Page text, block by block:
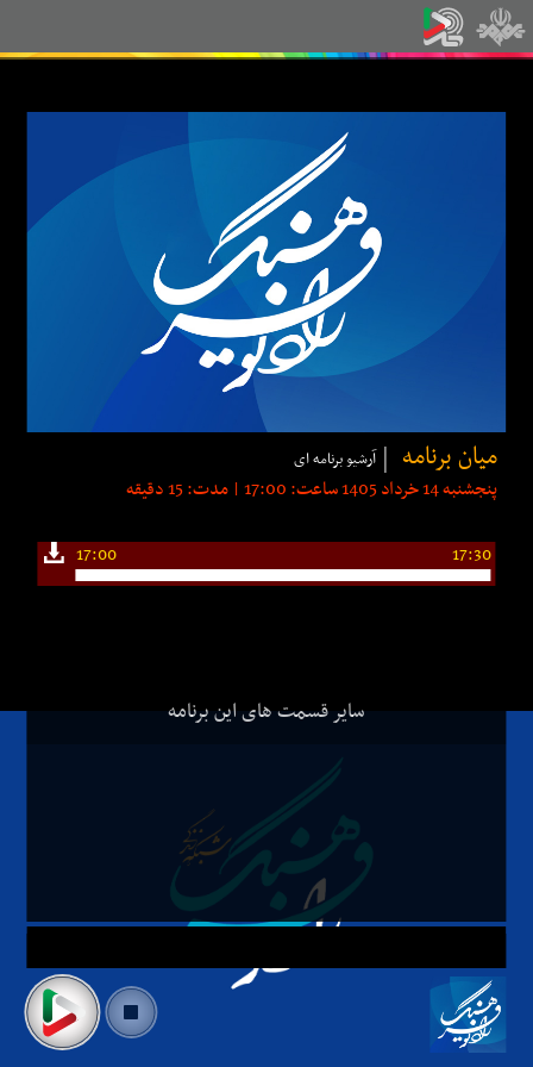
میان برنامه آرشیو برنامه ای
پنجشنبه 14 خرداد 1405 ساعت: 17:00 | مدت: 15 دقیقه
17:00 17:30
سایر قسمت های این برنامه